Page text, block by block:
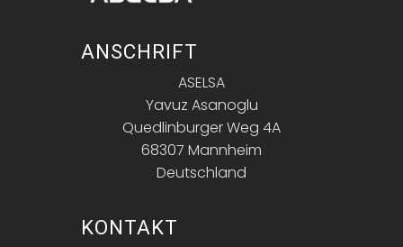
ANSCHRIFT
ASELSA
Yavuz Asanoglu
Quedlinburger Weg 4A
68307 Mannheim
Deutschland
KONTAKT